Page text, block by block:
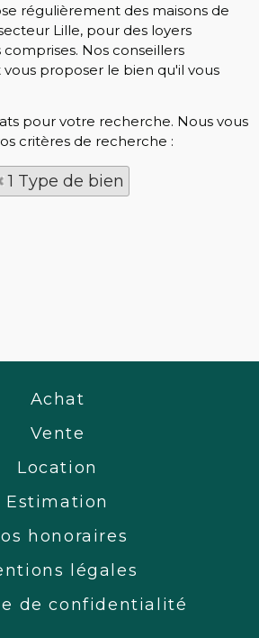
régulièrement des maisons de
Lille, pour des loyers
Nos conseillers
proposer le bien qu'il vous
pour votre recherche. Nous vous
critères de recherche :
1 Type de bien
Achat
Vente
Location
Estimation
honoraires
légales
de confidentialité